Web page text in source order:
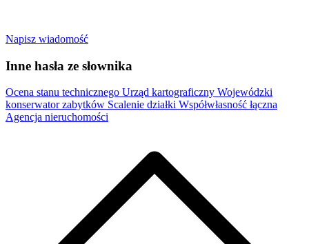
Napisz wiadomość
Inne hasła ze słownika
Ocena stanu technicznego Urząd kartograficzny Wojewódzki
konserwator zabytków Scalenie działki Współwłasność łączna
Agencja nieruchomości